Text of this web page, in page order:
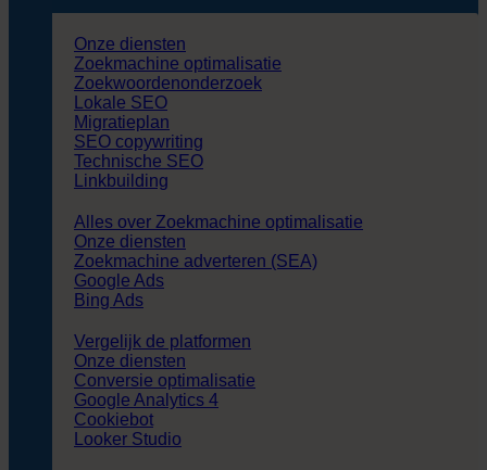
Onze diensten
Zoekmachine optimalisatie
Zoekwoordenonderzoek
Lokale SEO
Migratieplan
SEO copywriting
Technische SEO
Linkbuilding
Alles over Zoekmachine optimalisatie
Onze diensten
Zoekmachine adverteren (SEA)
Google Ads
Bing Ads
Vergelijk de platformen
Onze diensten
Conversie optimalisatie
Google Analytics 4
Cookiebot
Looker Studio